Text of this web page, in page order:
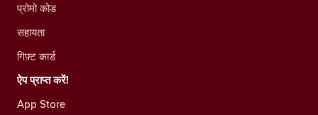
प्रोमो कोड
सहायता
गिफ़्ट कार्ड
ऐप प्राप्त करें!
App Store